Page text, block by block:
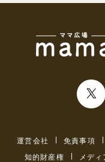
運営会社 免責事項
知的財産権
メデ